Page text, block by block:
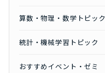
算数・物理・数学トピック
統計・機械学習トピック
おすすめイベント・ゼミ